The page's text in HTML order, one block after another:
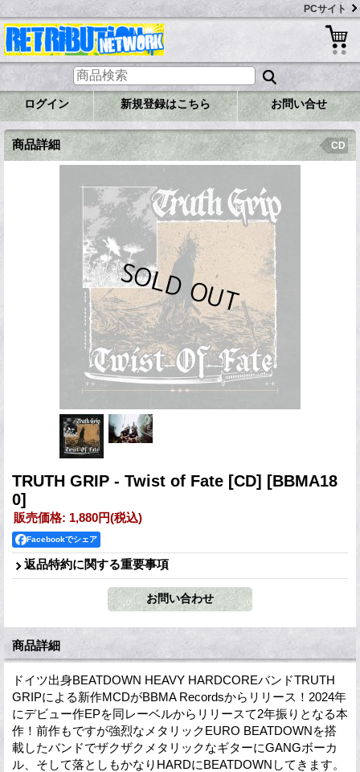
PCサイト
ログイン 新規登録はこちら お問い合せ
商品詳細 CD
TRUTH GRIP - Twist of Fate [CD] [BBMA18
0]
販売価格: 1,880円(税込)
Facebookでシェア
返品特約に関する重要事項
商品詳細
ドイツ出身BEATDOWN HEAVY HARDCOREバンドTRUTH
GRIPによる新作MCDがBBMA Recordsからリリース！2024年
にデビュー作EPを同レーベルからリリースて2年振りとなる本
作！前作もですが強烈なメタリックEURO BEATDOWNを搭
載したバンドでザクザクメタリックなギターにGANGボーカ
ル、そして落としもかなりHARDにBEATDOWNしてきます。